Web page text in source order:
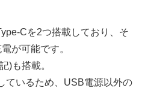
Cを2つ搭載しており、そ
が可能です。
)も搭載。
ているため、USB電源以外の